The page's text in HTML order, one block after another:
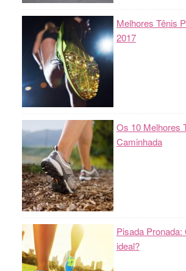
Melhores Tênis
2017
Os 10 Melhores
Caminhada
Pisada Pronada:
ideal?